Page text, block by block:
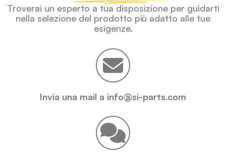
Troverai un esperto a tua disposizione per guidarti
nella selezione del prodotto più adatto alle tue
esigenze.
Invia una mail a info@si-parts.com